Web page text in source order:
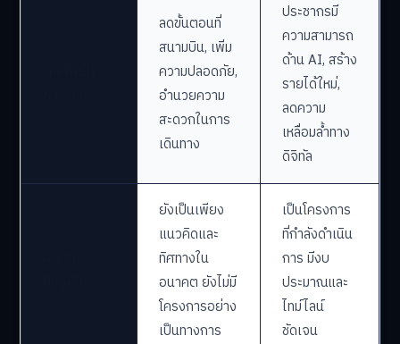
ลดขั้นตอนที่
สนามบิน, เพิ่ม
ความปลอดภัย,
อำนวยความ
สะดวกในการ
เดินทาง
ประชากรมี
ความสามารถ
ด้าน AI, สร้าง
รายได้ใหม่,
ลดความ
เหลื่อมล้ำทาง
ดิจิทัล
ยังเป็นเพียง
แนวคิดและ
ทิศทางใน
อนาคต ยังไม่มี
โครงการอย่าง
เป็นทางการ
เป็นโครงการ
ที่กำลังดำเนิน
การ มีงบ
ประมาณและ
ไทม์ไลน์
ชัดเจน